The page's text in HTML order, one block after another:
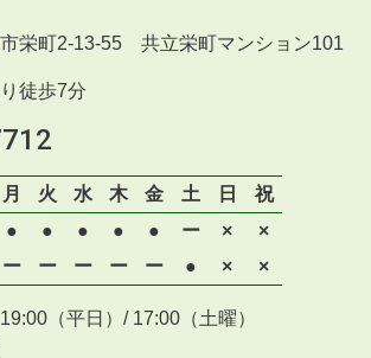
栄町2-13-55 共立栄町マンション101
徒歩7分
月 火 水 木 金 土 日
祝
● ● ● ● ● ー ×
×
ー ー ー ー ー ● × ×
（平日）/ 17:00（土曜）